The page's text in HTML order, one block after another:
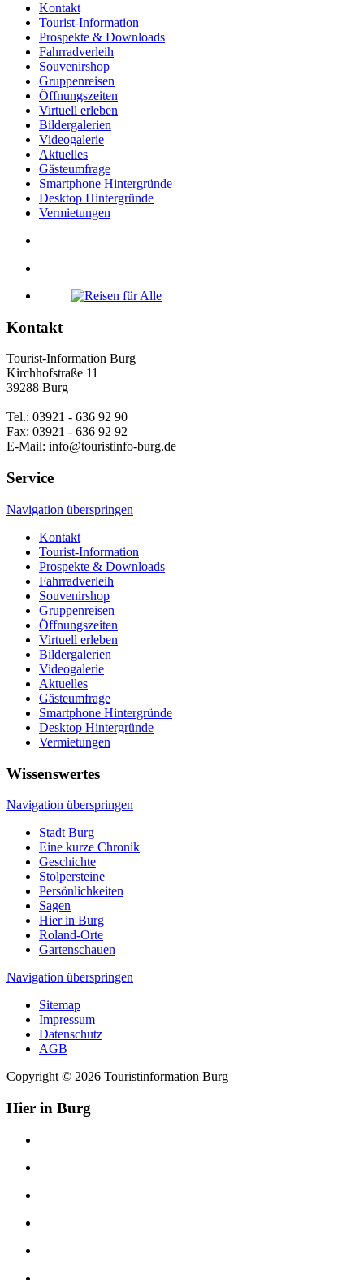
Kontakt
Tourist-Information
Prospekte & Downloads
Fahrradverleih
Souvenirshop
Gruppenreisen
Öffnungszeiten
Virtuell erleben
Bildergalerien
Videogalerie
Aktuelles
Gästeumfrage
Smartphone Hintergründe
Desktop Hintergründe
Vermietungen
Kontakt
Tourist-Information Burg
Kirchhofstraße 11
39288 Burg
Tel.: 03921 - 636 92 90
Fax: 03921 - 636 92 92
E-Mail: info@touristinfo-burg.de
Service
Navigation überspringen
Kontakt
Tourist-Information
Prospekte & Downloads
Fahrradverleih
Souvenirshop
Gruppenreisen
Öffnungszeiten
Virtuell erleben
Bildergalerien
Videogalerie
Aktuelles
Gästeumfrage
Smartphone Hintergründe
Desktop Hintergründe
Vermietungen
Wissenswertes
Navigation überspringen
Stadt Burg
Eine kurze Chronik
Geschichte
Stolpersteine
Persönlichkeiten
Sagen
Hier in Burg
Roland-Orte
Gartenschauen
Navigation überspringen
Sitemap
Impressum
Datenschutz
AGB
Copyright © 2026 Touristinformation Burg
Hier in Burg